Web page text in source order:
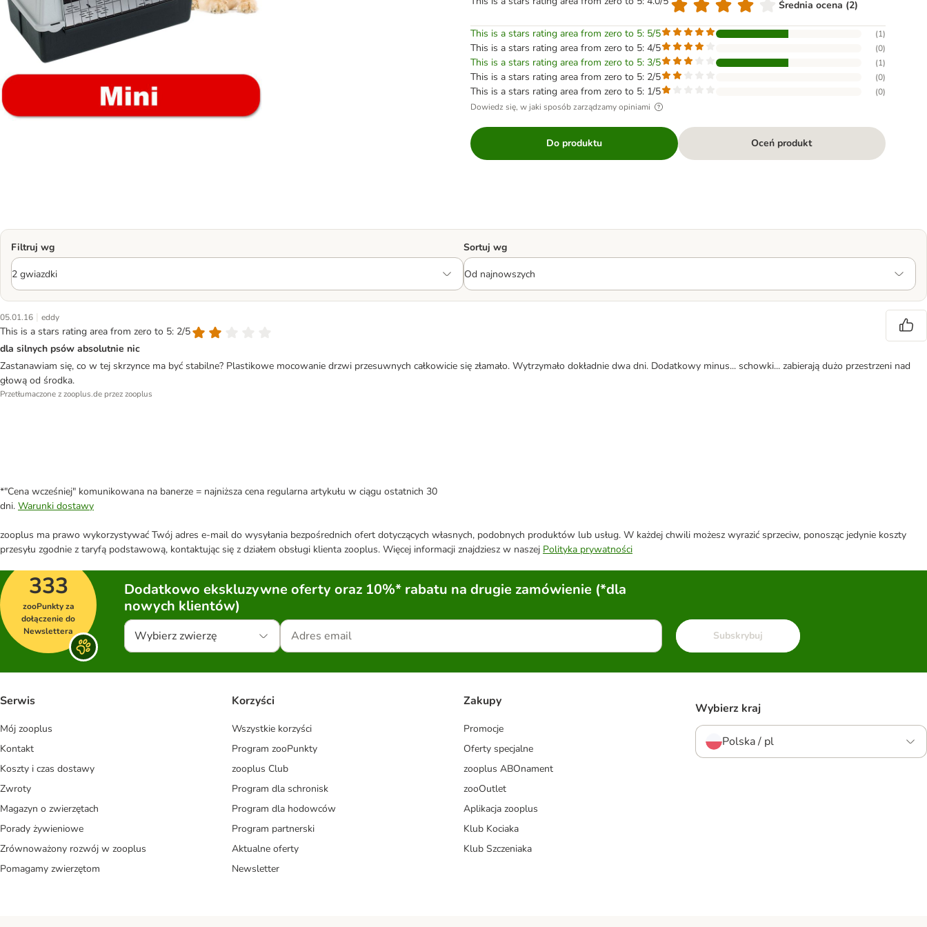
Średnia ocena (2)
This is a stars rating area from zero to 5: 5/5 (1)
This is a stars rating area from zero to 5: 4/5 (0)
This is a stars rating area from zero to 5: 3/5 (1)
This is a stars rating area from zero to 5: 2/5 (0)
This is a stars rating area from zero to 5: 1/5 (0)
Dowiedz się, w jaki sposób zarządzamy opiniami
Do produktu Oceń produkt
Filtruj wg Sortuj wg
05.01.16 | eddy
This is a stars rating area from zero to 5: 2/5
dla silnych psów absolutnie nic
Zastanawiam się, co w tej skrzynce ma być stabilne? Plastikowe mocowanie drzwi przesuwnych całkowicie się złamało. Wytrzymało dokładnie dwa dni. Dodatkowy minus... schowki... zabierają dużo przestrzeni nad
głową od środka.
Przetłumaczone z zooplus.de przez zooplus
*"Cena wcześniej" komunikowana na banerze = najniższa cena regularna artykułu w ciągu ostatnich 30
dni. Warunki dostawy
zooplus ma prawo wykorzystywać Twój adres e-mail do wysyłania bezpośrednich ofert dotyczących własnych, podobnych produktów lub usług. W każdej chwili możesz wyrazić sprzeciw, ponosząc jedynie koszty
przesyłu zgodnie z taryfą podstawową, kontaktując się z działem obsługi klienta zooplus. Więcej informacji znajdziesz w naszej Polityka prywatności
333
zooPunkty za
dołączenie do
Newslettera
Dodatkowo ekskluzywne oferty oraz 10%* rabatu na drugie zamówienie (*dla
nowych klientów)
Wybierz zwierzę Subskrybuj
Serwis
Mój zooplus
Kontakt
Koszty i czas dostawy
Zwroty
Magazyn o zwierzętach
Porady żywieniowe
Zrównoważony rozwój w zooplus
Pomagamy zwierzętom
Korzyści
Wszystkie korzyści
Program zooPunkty
zooplus Club
Program dla schronisk
Program dla hodowców
Program partnerski
Aktualne oferty
Newsletter
Zakupy
Promocje
Oferty specjalne
zooplus ABOnament
zooOutlet
Aplikacja zooplus
Klub Kociaka
Klub Szczeniaka
Wybierz kraj
Polska / pl